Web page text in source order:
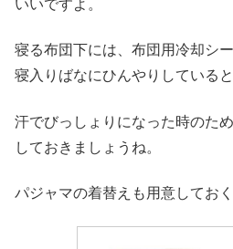
いいですよ。
寝る布団下には、布団用冷却シ
寝入りばなにひんやりしている
汗でびっしょりになった時のた
しておきましょうね。
パジャマの着替えも用意してお